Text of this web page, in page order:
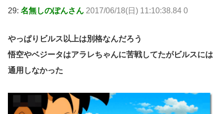
29: 名無しのぽんさん 2017/06/18(日) 11:10:38.84 0
やっぱりビルス以上は別格なんだろう
悟空やベジータはアラレちゃんに苦戦してたがビルスには
通用しなかった